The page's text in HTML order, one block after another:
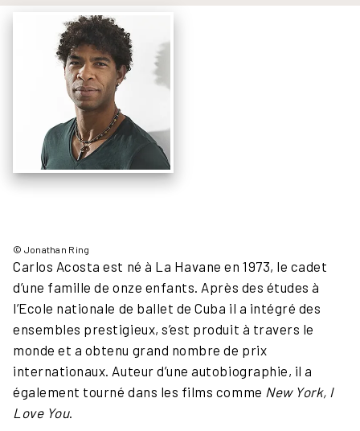
Carlos Acosta est né à La Havane en 1973, le cadet
d’une famille de onze enfants. Après des études à
l’Ecole nationale de ballet de Cuba il a intégré des
ensembles prestigieux, s’est produit à travers le
monde et a obtenu grand nombre de prix
internationaux. Auteur d’une autobiographie, il a
également tourné dans les films comme New York, I
Love You.
© Jonathan Ring